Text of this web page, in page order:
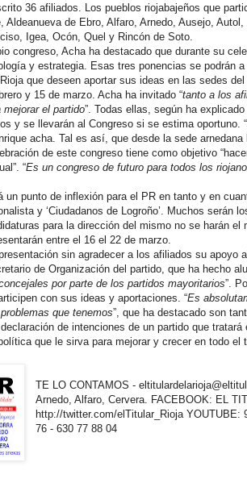
36 afiliados. Los pueblos riojabajeños que
Aldeanueva de Ebro, Alfaro, Arnedo, Ausejo,
Igea, Ocón, Quel y Rincón de Soto.
congreso, Acha ha destacado que durante su
y estrategia. Esas tres ponencias se podrán
que deseen aportar sus ideas en las sedes
y 15 de marzo. Acha ha invitado “tanto a los
el partido”. Todas ellas, según ha
y se llevarán al Congreso si se estima oportuno. “
acha. Tal es así, que desde la sede
de este congreso tiene como objetivo
“Es un congreso de futuro para todos los
un punto de inflexión para el PR en tanto y en
y ‘Ciudadanos de Logroño’. Muchos serán
para la dirección del mismo no se harán
entre el 16 el 22 de marzo.
sin agradecer a los afiliados su apoyo
de Organización del partido, que ha hecho
por parte de los partidos mayoritarios”.
con sus ideas y aportaciones. “Es
que tenemos”, que ha destacado son
declaración de intenciones de un partido que
que le sirva para mejorar y crecer en todo el
TE LO CONTAMOS -
Arnedo, Alfaro, Cervera. FACEBOOK: EL
http://twitter.com/elTitular_Rioja YOUTUBE:
76 - 630 77 88 04